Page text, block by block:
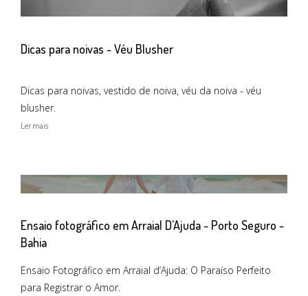
Dicas para noivas - Véu Blusher
Dicas para noivas, vestido de noiva, véu da noiva - véu
blusher.
Ler mais
Ensaio fotográfico em Arraial D'Ajuda - Porto Seguro -
Bahia
Ensaio Fotográfico em Arraial d’Ajuda: O Paraíso Perfeito
para Registrar o Amor.